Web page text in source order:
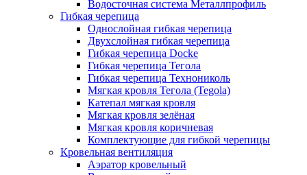
Водосточная система Металлпрофиль
Гибкая черепица
Однослойная гибкая черепица
Двухслойная гибкая черепица
Гибкая черепица Docke
Гибкая черепица Тегола
Гибкая черепица Технониколь
Мягкая кровля Тегола (Tegola)
Катепал мягкая кровля
Мягкая кровля зелёная
Мягкая кровля коричневая
Комплектующие для гибкой черепицы
Кровельная вентиляция
Аэратор кровельный